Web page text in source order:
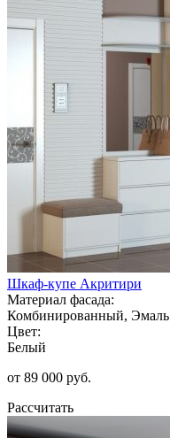
Шкаф-купе Акритири
Материал фасада:
Комбинированный, Эмаль
Цвет:
Белый
от 89 000 руб.
Рассчитать